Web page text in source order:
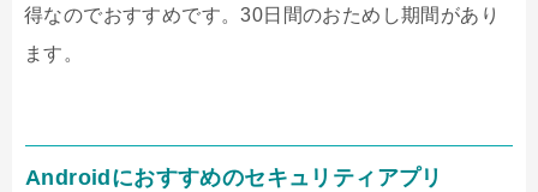
得なのでおすすめです。30日間のおためし期間があり
ます。
Android におすすめのセキュリティアプリ